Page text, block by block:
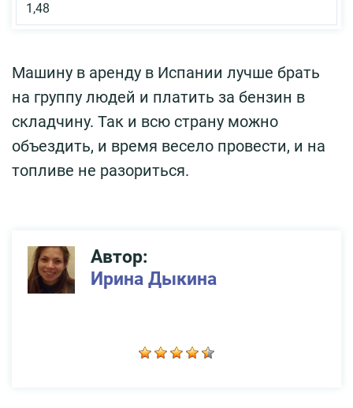
1,48
Машину в аренду в Испании лучше брать
на группу людей и платить за бензин в
складчину. Так и всю страну можно
объездить, и время весело провести, и на
топливе не разориться.
Автор:
Ирина Дыкина